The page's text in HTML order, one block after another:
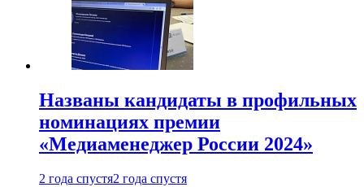
Названы кандидаты в профильных
номинациях премии
«Медиаменеджер России 2024»
2 года спустя2 года спустя